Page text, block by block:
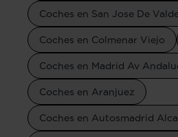
Coches en San Jose De
Coches en Colmenar Viejo
Coches en Madrid Av
Coches en Aranjuez
Coches en Autosmadrid